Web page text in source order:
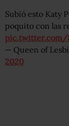
Subió esto Katy
poquito con las
pic.twitter.com/
— Queen of
2020